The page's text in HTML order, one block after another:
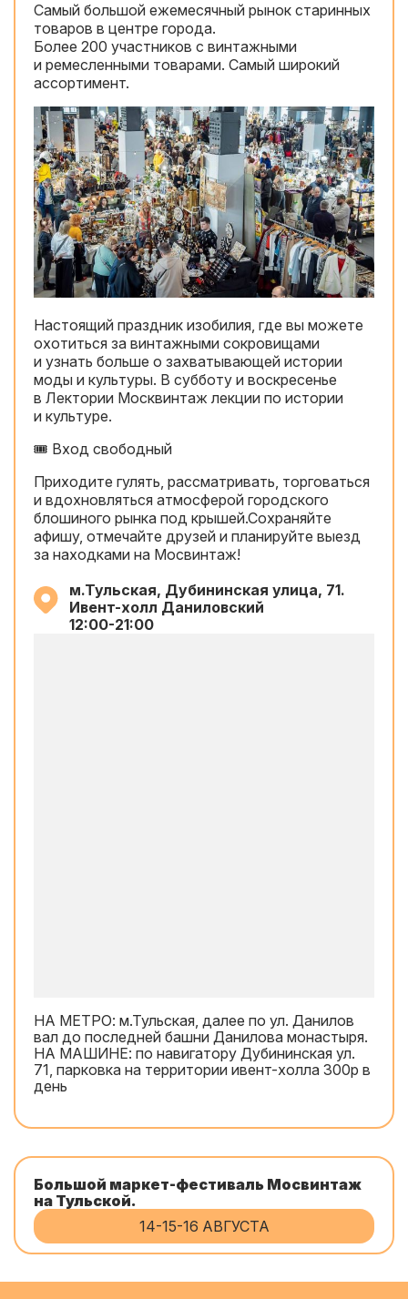
Самый большой ежемесячный рынок старинных
товаров в центре города.
Более 200 участников с винтажными
и ремесленными товарами. Самый широкий
ассортимент.
Настоящий праздник изобилия, где вы можете
охотиться за винтажными сокровищами
и узнать больше о захватывающей истории
моды и культуры. В субботу и воскресенье
в Лектории Москвинтаж лекции по истории
и культуре.
🎟 Вход свободный
Приходите гулять, рассматривать, торговаться
и вдохновляться атмосферой городского
блошиного рынка под крышей.Сохраняйте
афишу, отмечайте друзей и планируйте выезд
за находками на Мосвинтаж!
м.Тульская, Дубининская улица, 71.
Ивент-холл Даниловский
12:00-21:00
НА МЕТРО: м.Тульская, далее по ул. Данилов
вал до последней башни Данилова монастыря.
НА МАШИНЕ: по навигатору Дубининская ул.
71, парковка на территории ивент-холла 300р в
день
Большой маркет-фестиваль Мосвинтаж
на Тульской.
14-15-16 АВГУСТА